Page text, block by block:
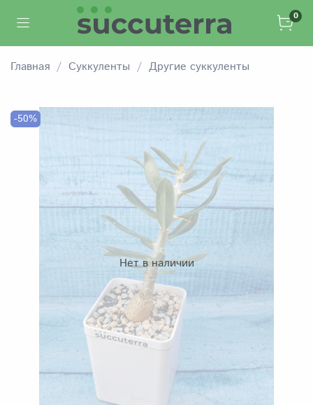
0
Главная Суккуленты Другие суккуленты
Нет в наличии
-50%